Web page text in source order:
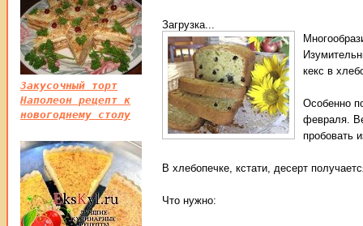
Загрузка...
кекс в
Особенно
февраля.
пробовать
В хлебопечке, кстати, десерт
Что нужно:
Закусочный торт
Наполеон рецепт к
новогоднему столу